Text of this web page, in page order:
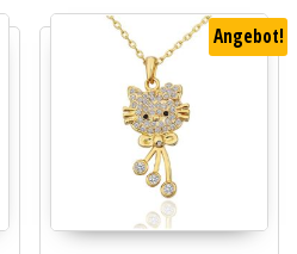
Angebot!